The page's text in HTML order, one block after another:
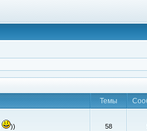
Темы
))
58